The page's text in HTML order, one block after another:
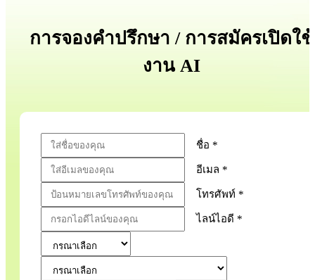
การจองคำปรึกษา / การสมัครเปิดใช้
งาน AI
ชื่อ *
อีเมล *
โทรศัพท์ *
ไลน์ไอดี *